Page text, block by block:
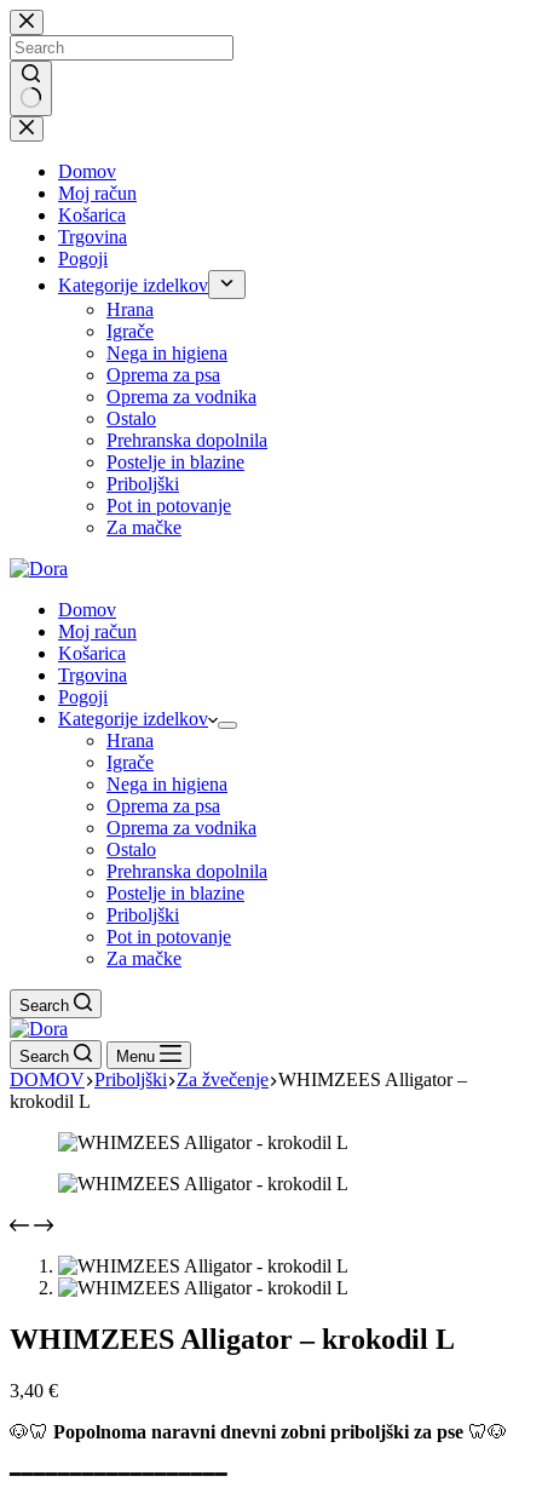
Skip
to
content
No
results
Domov
Moj račun
Košarica
Trgovina
Pogoji
Kategorije izdelkov
Hrana
Igrače
Nega in higiena
Oprema za psa
Oprema za vodnika
Ostalo
Prehranska dopolnila
Postelje in blazine
Priboljški
Pot in potovanje
Za mačke
Domov
Moj račun
Košarica
Trgovina
Pogoji
Kategorije izdelkov
Hrana
Igrače
Nega in higiena
Oprema za psa
Oprema za vodnika
Ostalo
Prehranska dopolnila
Postelje in blazine
Priboljški
Pot in potovanje
Za mačke
Search
Search Menu
DOMOV Priboljški Za žvečenje WHIMZEES Alligator –
krokodil L
WHIMZEES Alligator – krokodil L
3,40 €
🐶🦷 Popolnoma naravni dnevni zobni priboljški za pse 🦷🐶
━━━━━━━━━━━━━━━━━━